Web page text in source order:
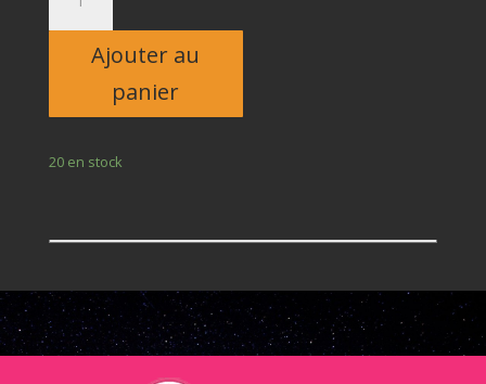
Adulte
Ajouter au
panier
20 en stock